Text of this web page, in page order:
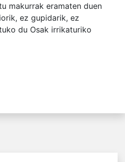
makurrak eramaten duen
ez gupidarik, ez
du Osak irrikaturiko